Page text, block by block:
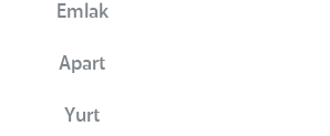
Emlak
Apart
Yurt